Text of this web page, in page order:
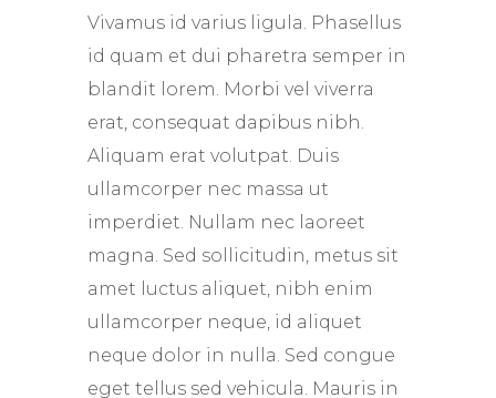
Vivamus id varius ligula. Phasellus
id quam et dui pharetra semper in
blandit lorem. Morbi vel viverra
erat, consequat dapibus nibh.
Aliquam erat volutpat. Duis
ullamcorper nec massa ut
imperdiet. Nullam nec laoreet
magna. Sed sollicitudin, metus sit
amet luctus aliquet, nibh enim
ullamcorper neque, id aliquet
neque dolor in nulla. Sed congue
eget tellus sed vehicula. Mauris in